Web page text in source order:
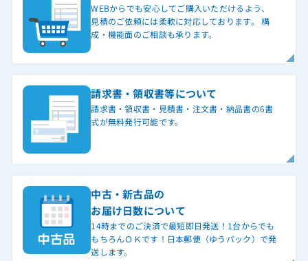
WEBからでも安心してご購入いただけるよう、
見積のご依頼には柔軟に対応しております。 構
成・機能面のご相談も承ります。
請求書・領収書等について
請求書・領収書・見積書・注文書・納品書の6書
式が無料発行可能です。
中古・新古品の
お届け日数について
14時までのご決済で最短即日発送！1台からでも
もちろんＯＫです！日本郵便（ゆうパック）で発
送します。